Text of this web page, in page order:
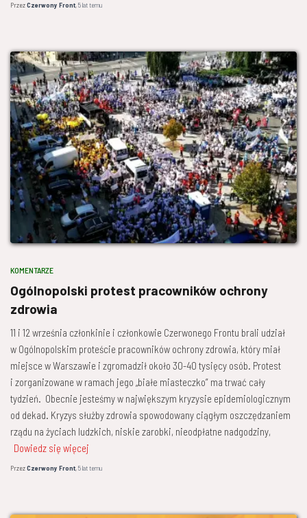
PrzezCzerwony Front,5 lattemu
KOMENTARZE
Ogólnopolski protest pracowników ochrony
zdrowia
11 i 12 września członkinie i członkowie Czerwonego Frontu brali udział
w Ogólnopolskim proteście pracowników ochrony zdrowia, który miał
miejsce w Warszawie i zgromadził około 30-40 tysięcy osób. Protest
i zorganizowane w ramach jego „białe miasteczko” ma trwać cały
tydzień. Obecnie jesteśmy w największym kryzysie epidemiologicznym
od dekad. Kryzys służby zdrowia spowodowany ciągłym oszczędzaniem
rządu na życiach ludzkich, niskie zarobki, nieodpłatne nadgodziny,
Dowiedz się więcej
PrzezCzerwony Front,5 lattemu